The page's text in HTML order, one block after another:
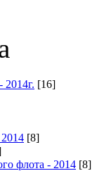
[16]
[8]
флота - 2014 [8]